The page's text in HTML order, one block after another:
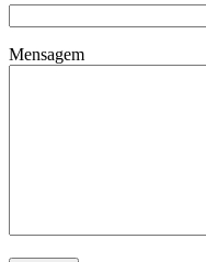
Mensagem